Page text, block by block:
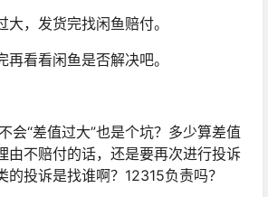
，发货完找闲鱼赔付。
看看闲鱼是否解决吧。
会“差值过大”也是个坑？多少算差值
由不赔付的话，还是要再次进行投诉
的投诉是找谁啊？12315负责吗？